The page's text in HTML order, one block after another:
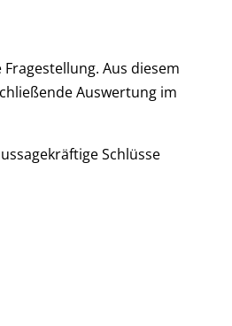
Aus diesem
Auswertung im
Schlüsse